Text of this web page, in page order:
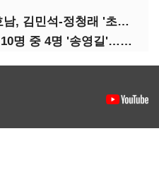
(정기여론조사)②당심·호남, 김민석-정청래 '초접전'
(정기여론조사)③2순위, 10명 중 4명 '송영길'…정청래 '한 자릿수'